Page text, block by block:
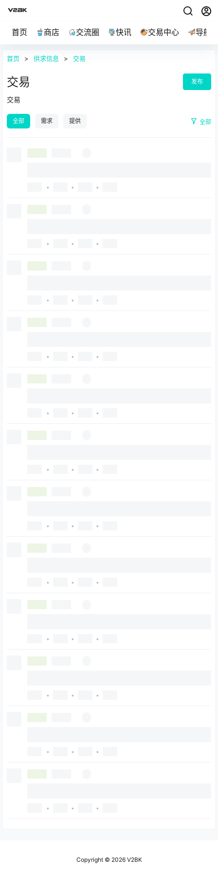
首页 商店 交流圈 快讯 交易中心 导航
首页 > 供求信息 > 交易
交易 发布
交易
全部 需求 提供 全部
• • •
• • •
• • •
• • •
• • •
• • •
• • •
• • •
• • •
• • •
• • •
• • •
2026-01-25 18:15:57Copyright © 2026V2BK